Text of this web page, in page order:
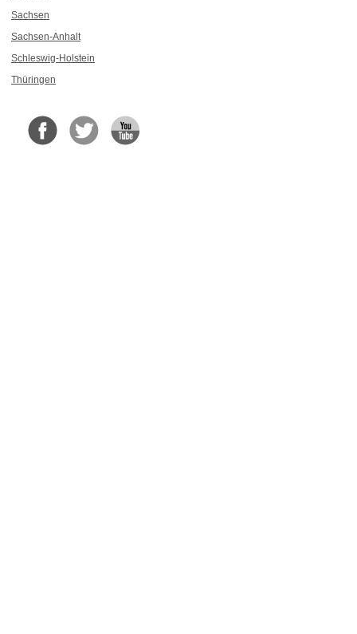
Sachsen
Sachsen-Anhalt
Schleswig-Holstein
Thüringen